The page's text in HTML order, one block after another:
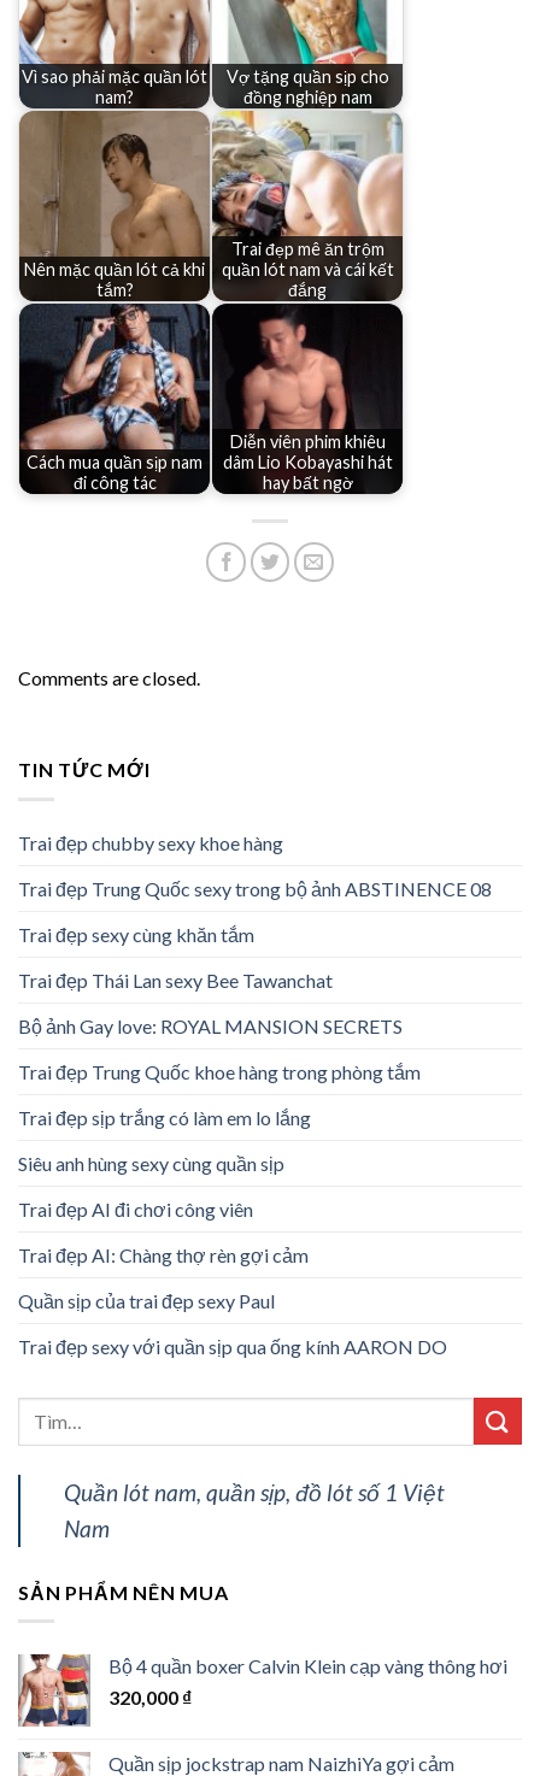
TIN TỨC MỚI
Trai đẹp chubby sexy khoe hàng
Trai đẹp Trung Quốc sexy trong bộ ảnh ABSTINENCE 08
Trai đẹp sexy cùng khăn tắm
Trai đẹp Thái Lan sexy Bee Tawanchat
Bộ ảnh Gay love: ROYAL MANSION SECRETS
Trai đẹp Trung Quốc khoe hàng trong phòng tắm
Trai đẹp sịp trắng có làm em lo lắng
Siêu anh hùng sexy cùng quần sịp
Trai đẹp AI đi chơi công viên
Trai đẹp AI: Chàng thợ rèn gợi cảm
Quần sịp của trai đẹp sexy Paul
Trai đẹp sexy với quần sịp qua ống kính AARON DO
Quần lót nam, quần sịp, đồ lót số 1 Việt
Nam
SẢN PHẨM NÊN MUA
Bộ 4 quần boxer Calvin Klein cạp vàng thông hơi
320,000 ₫
Quần sịp jockstrap nam NaizhiYa gợi cảm
Vì sao phải mặc quần lót
nam?
Vợ tặng quần sịp cho
đồng nghiệp nam
Nên mặc quần lót cả khi
tắm?
Trai đẹp mê ăn trộm
quần lót nam và cái kết
đắng
Cách mua quần sịp nam
đi công tác
Diễn viên phim khiêu
dâm Lio Kobayashi hát
hay bất ngờ
Comments are closed.